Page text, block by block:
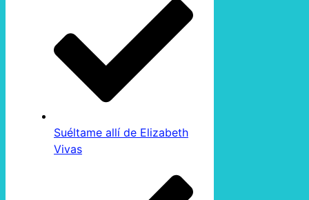
Suéltame allí de Elizabeth
Vivas